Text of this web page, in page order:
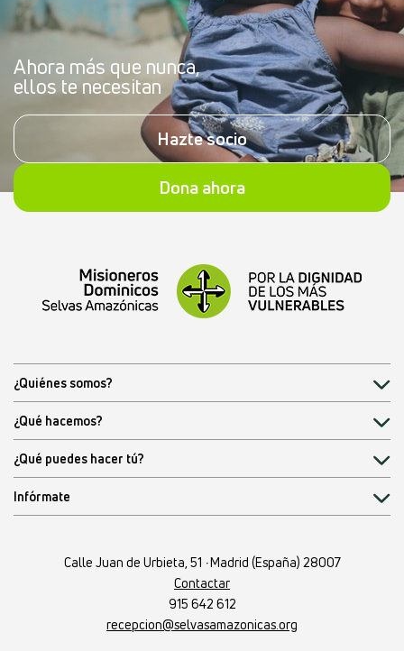
Ahora más que nunca,
ellos te necesitan
Hazte socio
Dona ahora
Calle Juan de Urbieta, 51 ·Madrid (España) 28007
Contactar
915 642 612
recepcion@selvasamazonicas.org
¿Quiénes somos?
¿Qué hacemos?
¿Qué puedes hacer tú?
Infórmate